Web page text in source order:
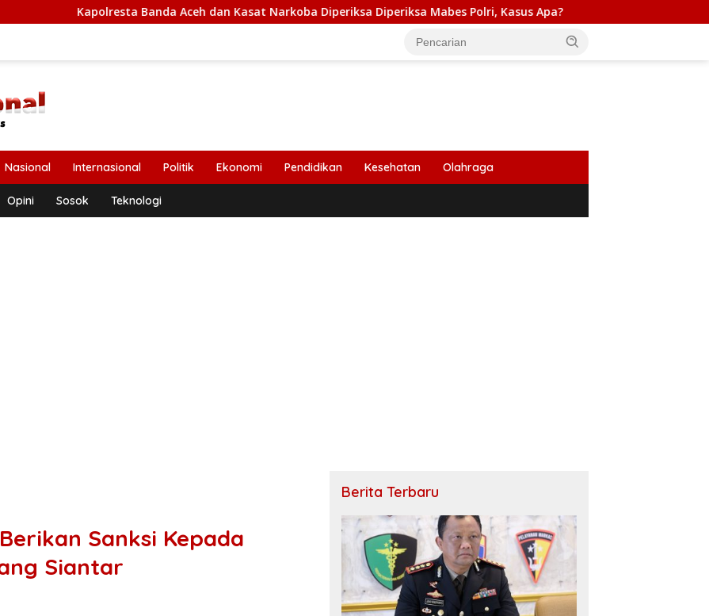
Banda Aceh dan Kasat Narkoba Diperiksa Diperiksa Mabes Polri, Kasus Apa? PB HIMABIR: Cetak Sawah Baru
Nasional Internasional Politik Ekonomi Pendidikan Kesehatan Olahraga
Opini Sosok Teknologi
Sanksi Kepada
Siantar
Berita Terbaru